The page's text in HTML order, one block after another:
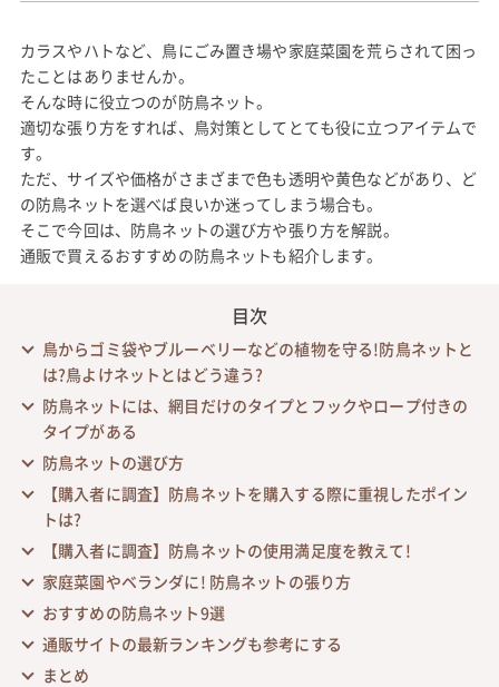
カラスやハトなど、鳥にごみ置き場や家庭菜園を荒らされて困っ
たことはありませんか。
そんな時に役立つのが防鳥ネット。
適切な張り方をすれば、鳥対策としてとても役に立つアイテムで
す。
ただ、サイズや価格がさまざまで色も透明や黄色などがあり、ど
の防鳥ネットを選べば良いか迷ってしまう場合も。
そこで今回は、防鳥ネットの選び方や張り方を解説。
通販で買えるおすすめの防鳥ネットも紹介します。
目次
鳥からゴミ袋やブルーベリーなどの植物を守る!防鳥ネットと
は?鳥よけネットとはどう違う?
防鳥ネットには、網目だけのタイプとフックやロープ付きの
タイプがある
防鳥ネットの選び方
【購入者に調査】防鳥ネットを購入する際に重視したポイン
トは?
【購入者に調査】防鳥ネットの使用満足度を教えて!
家庭菜園やベランダに! 防鳥ネットの張り方
おすすめの防鳥ネット9選
通販サイトの最新ランキングも参考にする
まとめ